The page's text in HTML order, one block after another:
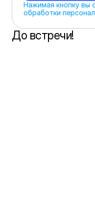
Нажимая кнопку вы
обработки
До встречи!